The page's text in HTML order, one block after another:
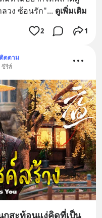
วง ซ้อนรัก"... ดูเพิ่มเติม
2 1
ติดตาม
ซีรีส์